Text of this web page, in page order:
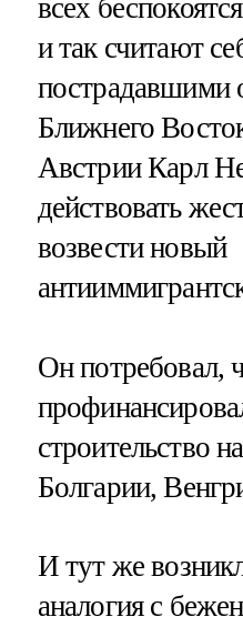
всех
и так считают
пострадавшими
Ближнего
Австрии Карл
действовать
возвести новый
Он потребовал,
строительство
Болгарии,
И тут же
аналогия с